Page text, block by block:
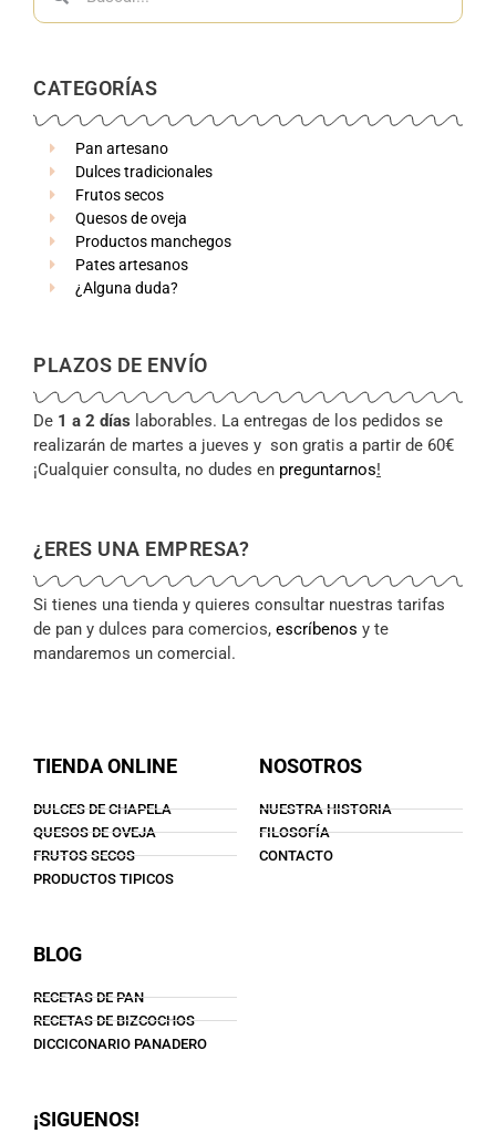
CATEGORÍAS
Pan artesano
Dulces tradicionales
Frutos secos
Quesos de oveja
Productos manchegos
Pates artesanos
¿Alguna duda?
PLAZOS DE ENVÍO
De 1 a 2 días laborables. La entregas de los pedidos se
realizarán de martes a jueves y son gratis a partir de 60€
¡Cualquier consulta, no dudes en preguntarnos!
¿ERES UNA EMPRESA?
Si tienes una tienda y quieres consultar nuestras tarifas
de pan y dulces para comercios, escríbenos y te
mandaremos un comercial.
TIENDA ONLINE
DULCES DE CHAPELA
QUESOS DE OVEJA
FRUTOS SECOS
PRODUCTOS TIPICOS
NOSOTROS
NUESTRA HISTORIA
FILOSOFÍA
CONTACTO
BLOG
RECETAS DE PAN
RECETAS DE BIZCOCHOS
DICCICONARIO PANADERO
¡SIGUENOS!